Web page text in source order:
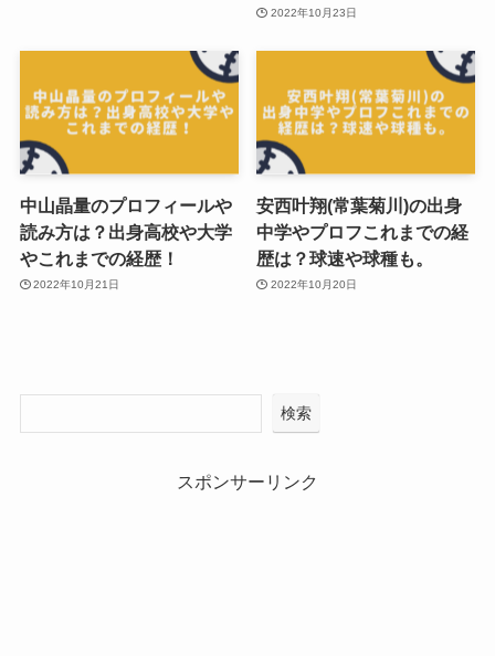
2022年10月23日
中山晶量のプロフィールや
読み方は？出身高校や大学
やこれまでの経歴！
2022年10月21日
安西叶翔(常葉菊川)の出身
中学やプロフこれまでの経
歴は？球速や球種も。
2022年10月20日
検索
スポンサーリンク